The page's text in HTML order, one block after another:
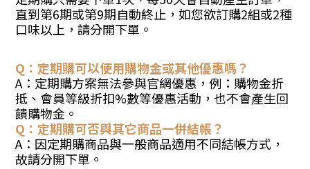
直到第6期或第9期自動終止 ， 如您欲訂購2組或2種
口味以上 ，請分開下單。
Q：定期購可以使用購物金或其他優惠嗎？
A：定期購方案無法參與官網優惠，例：購物金折
抵、會員等級折扣%數等優惠活動 ，也不會產生回
饋購物金。
Q：定期購可否與其它商品一併結帳？
A：因定期購商品與一般商品適用不同結帳方式，
故請分開下單。